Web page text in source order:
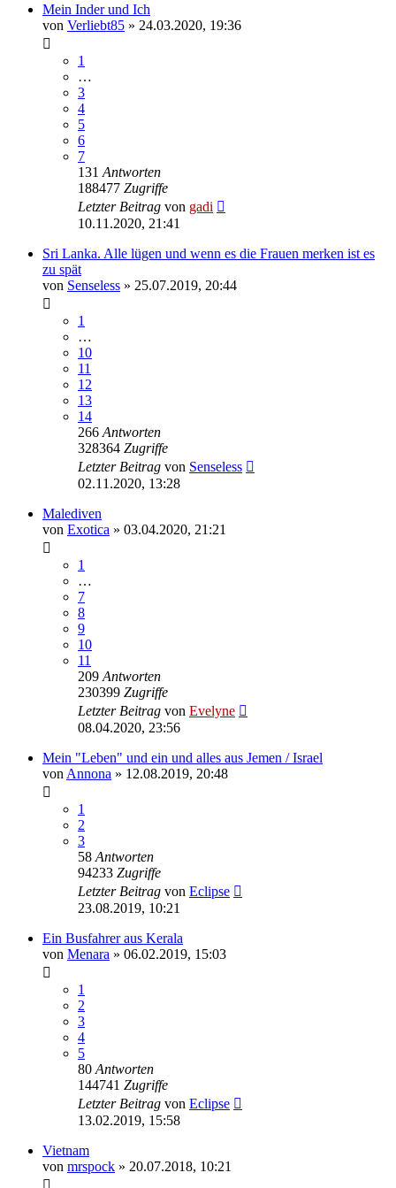
Mein Inder und Ich
von Verliebt85 » 24.03.2020, 19:36
1
…
3
4
5
6
7
131 Antworten
188477 Zugriffe
Letzter Beitrag von gadi
10.11.2020, 21:41
Sri Lanka. Alle lügen und wenn es die Frauen merken ist es
zu spät
von Senseless » 25.07.2019, 20:44
1
…
10
11
12
13
14
266 Antworten
328364 Zugriffe
Letzter Beitrag von Senseless
02.11.2020, 13:28
Malediven
von Exotica » 03.04.2020, 21:21
1
…
7
8
9
10
11
209 Antworten
230399 Zugriffe
Letzter Beitrag von Evelyne
08.04.2020, 23:56
Mein "Leben" und ein und alles aus Jemen / Israel
von Annona » 12.08.2019, 20:48
1
2
3
58 Antworten
94233 Zugriffe
Letzter Beitrag von Eclipse
23.08.2019, 10:21
Ein Busfahrer aus Kerala
von Menara » 06.02.2019, 15:03
1
2
3
4
5
80 Antworten
144741 Zugriffe
Letzter Beitrag von Eclipse
13.02.2019, 15:58
Vietnam
von mrspock » 20.07.2018, 10:21